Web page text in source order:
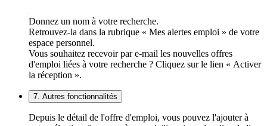
Donnez un nom à votre recherche.
Retrouvez-la dans la rubrique « Mes alertes emploi » de votre
espace personnel.
Vous souhaitez recevoir par e-mail les nouvelles offres
d'emploi liées à votre recherche ? Cliquez sur le lien « Activer
la réception ».
7. Autres fonctionnalités
Depuis le détail de l'offre d'emploi, vous pouvez l'ajouter à